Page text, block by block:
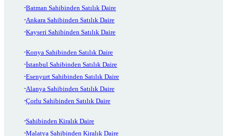
Batman Sahibinden Satılık Daire
Ankara Sahibinden Satılık Daire
Kayseri Sahibinden Satılık Daire
Konya Sahibinden Satılık Daire
İstanbul Sahibinden Satılık Daire
Esenyurt Sahibinden Satılık Daire
Alanya Sahibinden Satılık Daire
Çorlu Sahibinden Satılık Daire
Sahibinden Kiralık Daire
Malatya Sahibinden Kiralık Daire